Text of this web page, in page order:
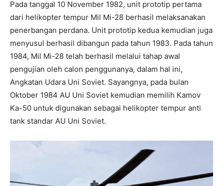
Pada tanggal 10 November 1982, unit prototip pertama
dari helikopter tempur Mil Mi-28 berhasil melaksanakan
penerbangan perdana. Unit prototip kedua kemudian juga
menyusul berhasil dibangun pada tahun 1983. Pada tahun
1984, Mil Mi-28 telah berhasil melalui tahap awal
pengujian oleh calon penggunanya, dalam hal ini,
Angkatan Udara Uni Soviet. Sayangnya, pada bulan
Oktober 1984 AU Uni Soviet kemudian memilih Kamov
Ka-50 untuk digunakan sebagai helikopter tempur anti
tank standar AU Uni Soviet.